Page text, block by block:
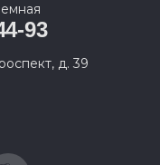
93
д. 39